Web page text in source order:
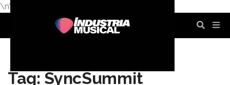
\n\n
Tag: SyncSummit